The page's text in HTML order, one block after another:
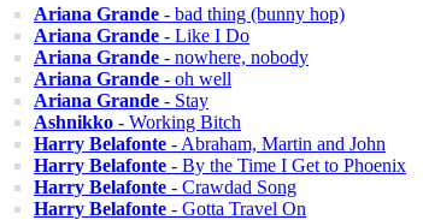
Ariana Grande - bad thing (bunny hop)
Ariana Grande - Like I Do
Ariana Grande - nowhere, nobody
Ariana Grande - oh well
Ariana Grande - Stay
Ashnikko - Working Bitch
Harry Belafonte - Abraham, Martin and John
Harry Belafonte - By the Time I Get to Phoenix
Harry Belafonte - Crawdad Song
Harry Belafonte - Gotta Travel On